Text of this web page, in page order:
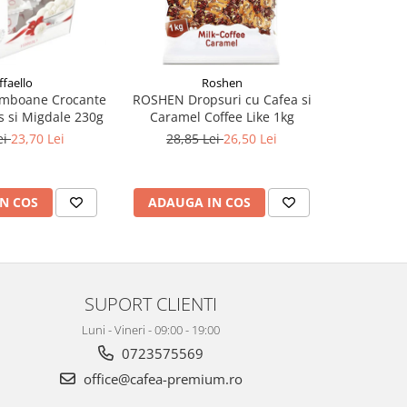
Crocante
si Migdale 230g
23,70 Lei
COS
Roshen
ROSHEN Dropsuri cu Cafea si
Caramel Coffee Like 1kg
28,85 Lei26,50 Lei
ADAUGA IN COS
SUPORT CLIENTI
Luni - Vineri - 09:00 - 19:00
0723575569
office@cafea-premium.ro